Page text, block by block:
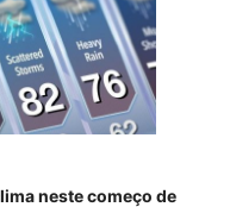
neste começo de